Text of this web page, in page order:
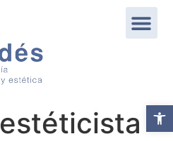
estéticista Abrir